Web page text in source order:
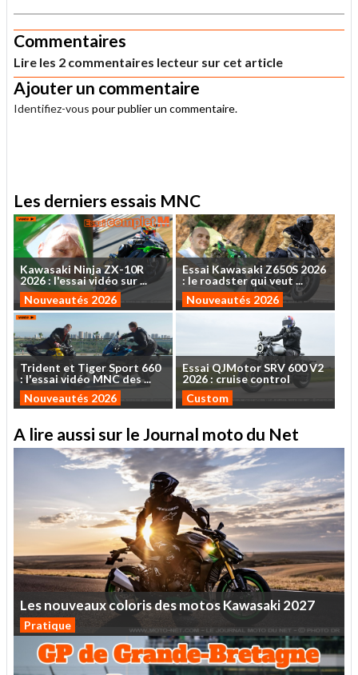
Commentaires
Lire les 2 commentaires lecteur sur cet article
Ajouter un commentaire
Identifiez-vous pour publier un commentaire.
Les derniers essais MNC
Kawasaki NinjaZX-10R
2026: l'essaividéo sur...
Nouveautés 2026
Essai KawasakiZ650S 2026
: le roadsterquiveut ...
Nouveautés 2026
Trident et TigerSport 660
: l'essaividéoMNCdes...
Nouveautés 2026
EssaiQJMotorSRV 600V2
2026 : cruise control
Custom
A lire aussi sur le Journal moto du Net
LesnouveauxcolorisdesmotosKawasaki2027
Pratique